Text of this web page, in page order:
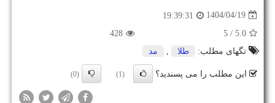
1404/04/19
19:39:31
5.0
/ 5
428
تگهای مطلب:
طلا , مد
این مطلب را می پسندید؟ (1)
(0)